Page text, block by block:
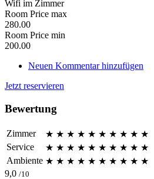
Wifi im Zimmer
Room Price max
280.00
Room Price min
200.00
Neuen Kommentar hinzufügen
Jetzt reservieren
Bewertung
Zimmer ★ ★ ★ ★ ★ ★ ★ ★ ★ ★
Service
★ ★ ★ ★ ★ ★ ★ ★ ★ ★
Ambiente ★ ★ ★ ★ ★ ★ ★ ★ ★ ★
9,0 /10